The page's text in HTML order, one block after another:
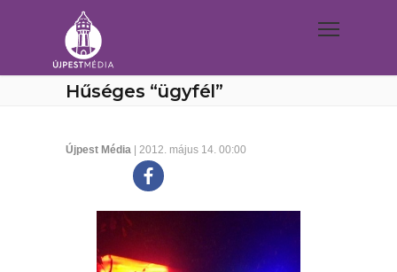
Hűséges “ügyfél”
Újpest Média | 2012. május 14. 00:00